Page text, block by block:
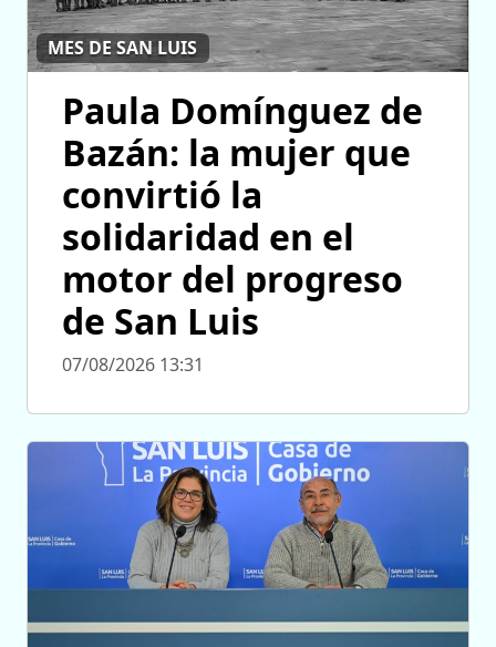
MES DE SAN LUIS
Paula Domínguez de
Bazán: la mujer que
convirtió la
solidaridad en el
motor del progreso
de San Luis
07/08/2026 13:31